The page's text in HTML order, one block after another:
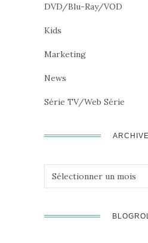
DVD/Blu-Ray/VOD
Kids
Marketing
News
Série TV/Web Série
Archives